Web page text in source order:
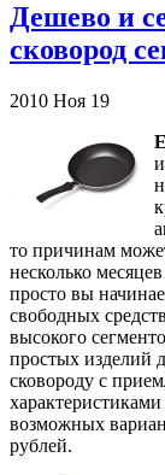
Дешево и
сковород
2010 Ноя 19
Е
то причинам
несколько
просто вы
свободных
высокого
простых изделий
сковороду с
возможных
рублей.